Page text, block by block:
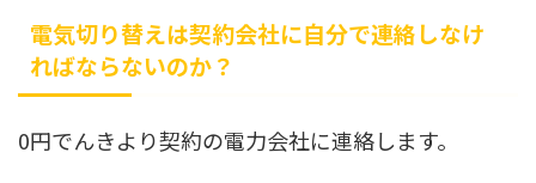
電気切り替えは契約会社に自分で連絡しなけ
ればならないのか？
0円でんきより契約の電力会社に連絡します。